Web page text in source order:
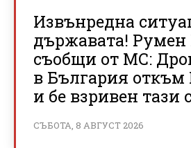
Извънредна
държавата! Румен
съобщи от МС:
в България
и бе взривен тази
СЪБОТА, 8 АВГУСТ 2026